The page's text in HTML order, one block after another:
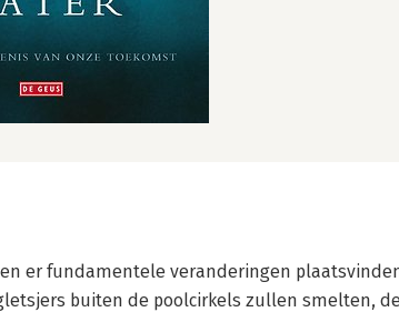
er fundamentele veranderingen
buiten de poolcirkels zullen smelten,